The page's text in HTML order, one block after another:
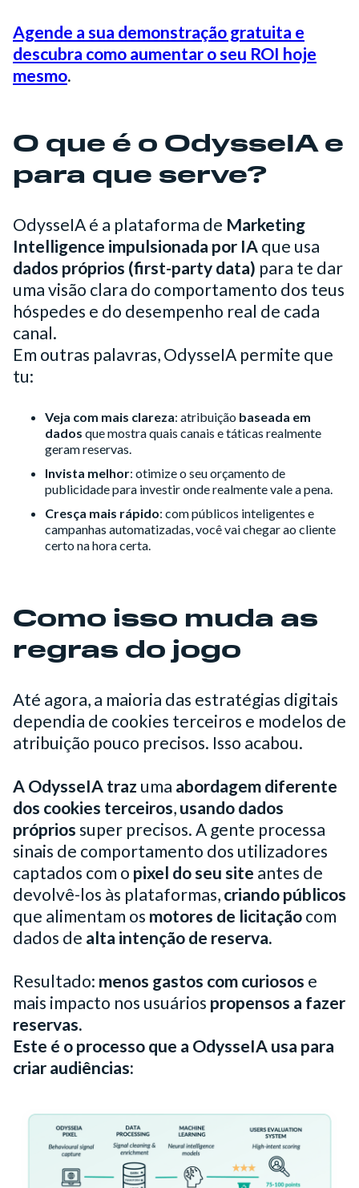
Agende a sua demonstração gratuita e
descubra como aumentar o seu ROI hoje
mesmo.
O que é o OdysseIA e
para que serve?
OdysseIA é a plataforma de Marketing
Intelligence impulsionada por IAque usa
dados próprios (first-party data) para te dar
uma visão clara do comportamento dos teus
hóspedes e do desempenho real de cada
canal.
Em outras palavras, OdysseIA permite que
tu:
Veja com mais clareza: atribuição baseada em
dados que mostra quais canais e táticas realmente
geram reservas.
Invista melhor: otimize o seu orçamento de
publicidade para investir onde realmente vale a pena.
Cresça mais rápido: com públicos inteligentes e
campanhas automatizadas, você vai chegar ao cliente
certo na hora certa.
Como isso muda as
regras do jogo
Até agora, a maioria das estratégias digitais
dependia de cookies terceiros e modelos de
atribuição pouco precisos. Isso acabou.
A OdysseIA traz uma abordagem diferente
dos cookies terceiros,usando dados
própriossuper precisos. A gente processa
sinais de comportamento dos utilizadores
captados com o pixel do seu site antes de
devolvê-los às plataformas,criando públicos
que alimentam os motores de licitaçãocom
dados de alta intenção de reserva.
Resultado: menos gastos com curiosos e
mais impacto nos usuários propensos a fazer
reservas.
Este é o processo que a OdysseIA usa para
criar audiências: